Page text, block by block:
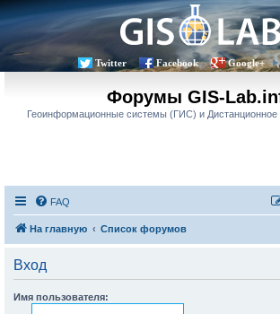
Twitter Facebook Google+
Форумы GIS-
Геоинформационные системы (ГИС) и Дистанционное
FAQ
На главную Список форумов
Вход
Имя пользователя: